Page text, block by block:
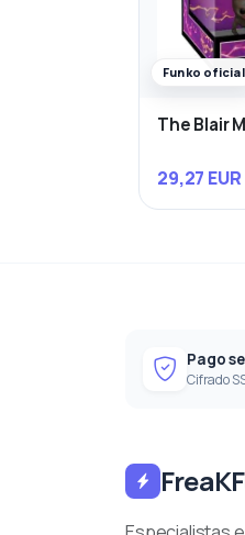
Funko oficial
The Blair
29,27 EUR
Pago
Cifrado